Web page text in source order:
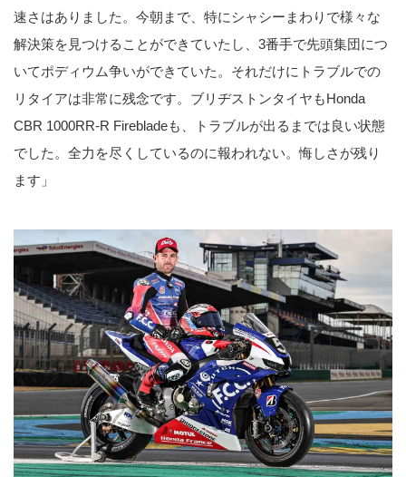
速さはありました。今朝まで、特にシャシーまわりで様々な
解決策を見つけることができていたし、3番手で先頭集団につ
いてポディウム争いができていた。それだけにトラブルでの
リタイアは非常に残念です。ブリヂストンタイヤもHonda
CBR 1000RR-R Firebladeも、トラブルが出るまでは良い状態
でした。全力を尽くしているのに報われない。悔しさが残り
ます」